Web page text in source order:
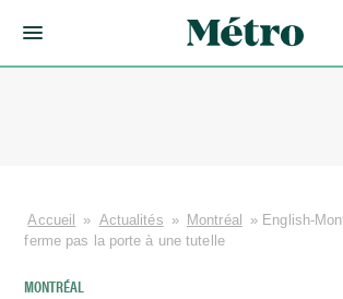
Accueil » Actualités » Montréal » English-
ferme pas la porte à une tutelle
MONTRÉAL